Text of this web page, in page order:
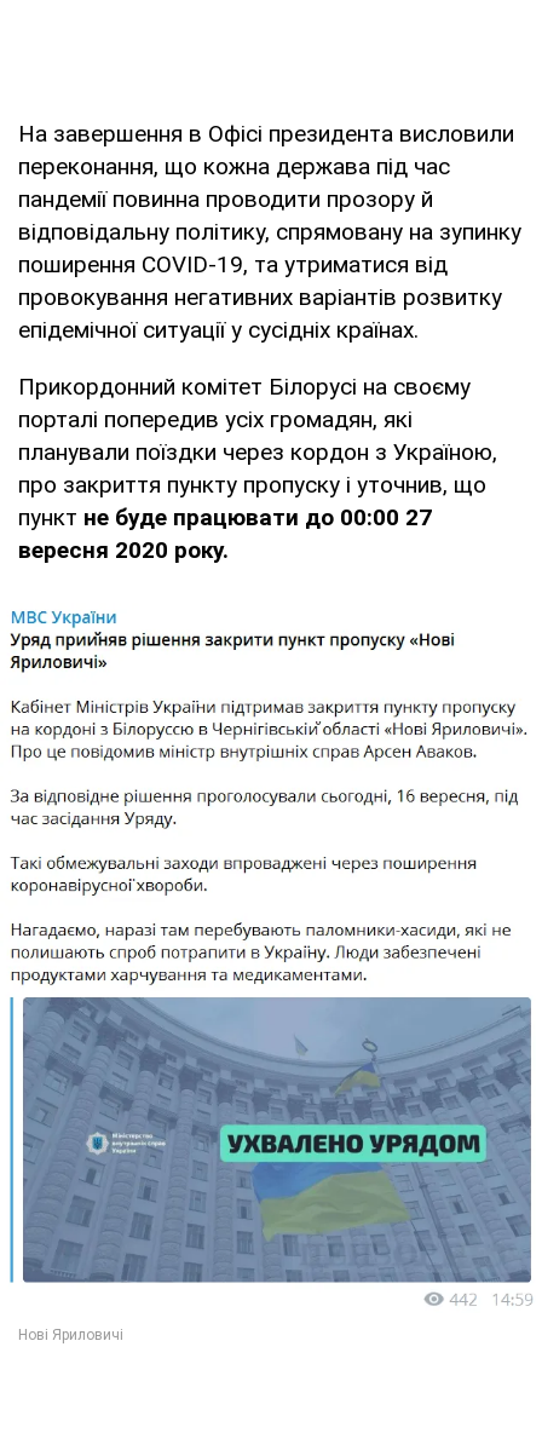
На завершення в Офісі президента висловили
переконання, що кожна держава під час
пандемії повинна проводити прозору й
відповідальну політику, спрямовану на зупинку
поширення COVID-19, та утриматися від
провокування негативних варіантів розвитку
епідемічної ситуації у сусідніх країнах.
Прикордонний комітет Білорусі на своєму
порталі попередив усіх громадян, які
планували поїздки через кордон з Україною,
про закриття пункту пропуску і уточнив, що
пункт не буде працювати до 00:00 27
вересня 2020 року.